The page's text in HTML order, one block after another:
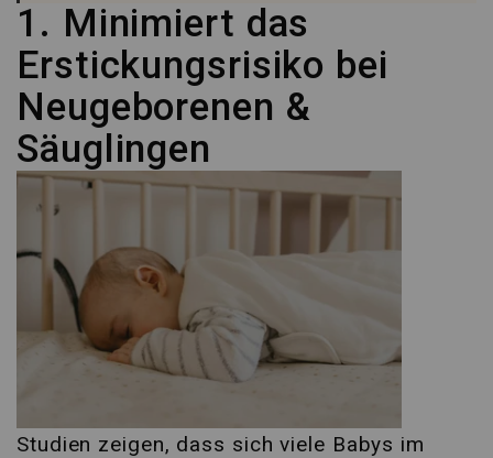
1. Minimiert das
Erstickungsrisiko bei
Neugeborenen &
Säuglingen
Studien zeigen, dass sich viele Babys im